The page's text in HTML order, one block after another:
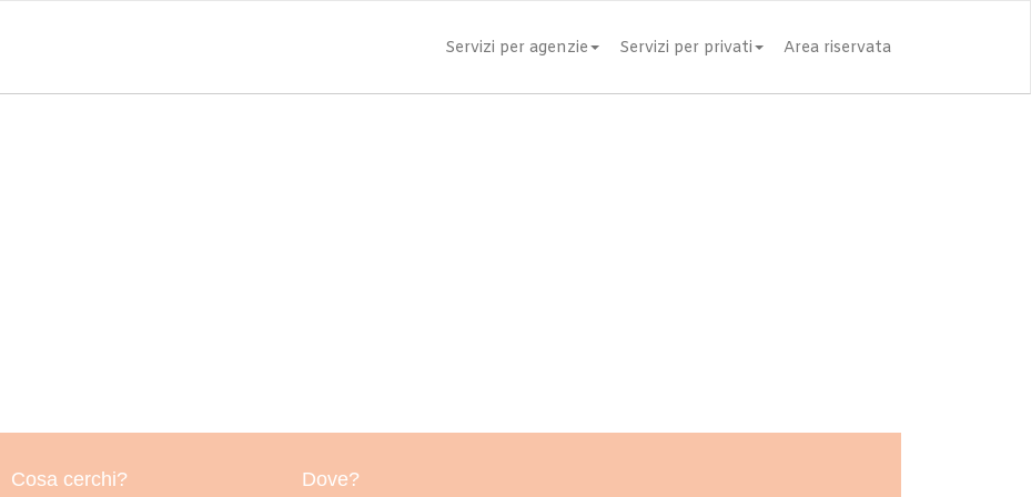
Servizi per agenzie Servizi per privati Area riservata
Cosa cerchi? Dove?